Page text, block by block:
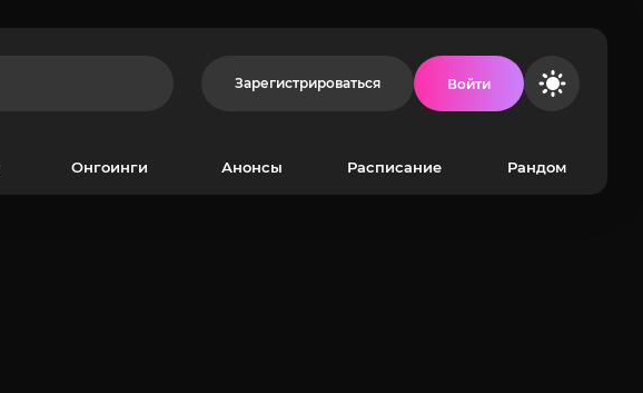
Зарегистрироваться Войти
Онгоинги Анонсы Расписание Рандом